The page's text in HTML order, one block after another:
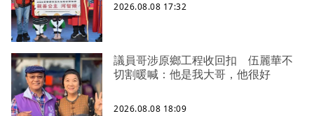
2026.08.08 17:32
議員哥涉原鄉工程收回扣 伍麗華不
切割暖喊：他是我大哥，他很好
2026.08.08 18:09